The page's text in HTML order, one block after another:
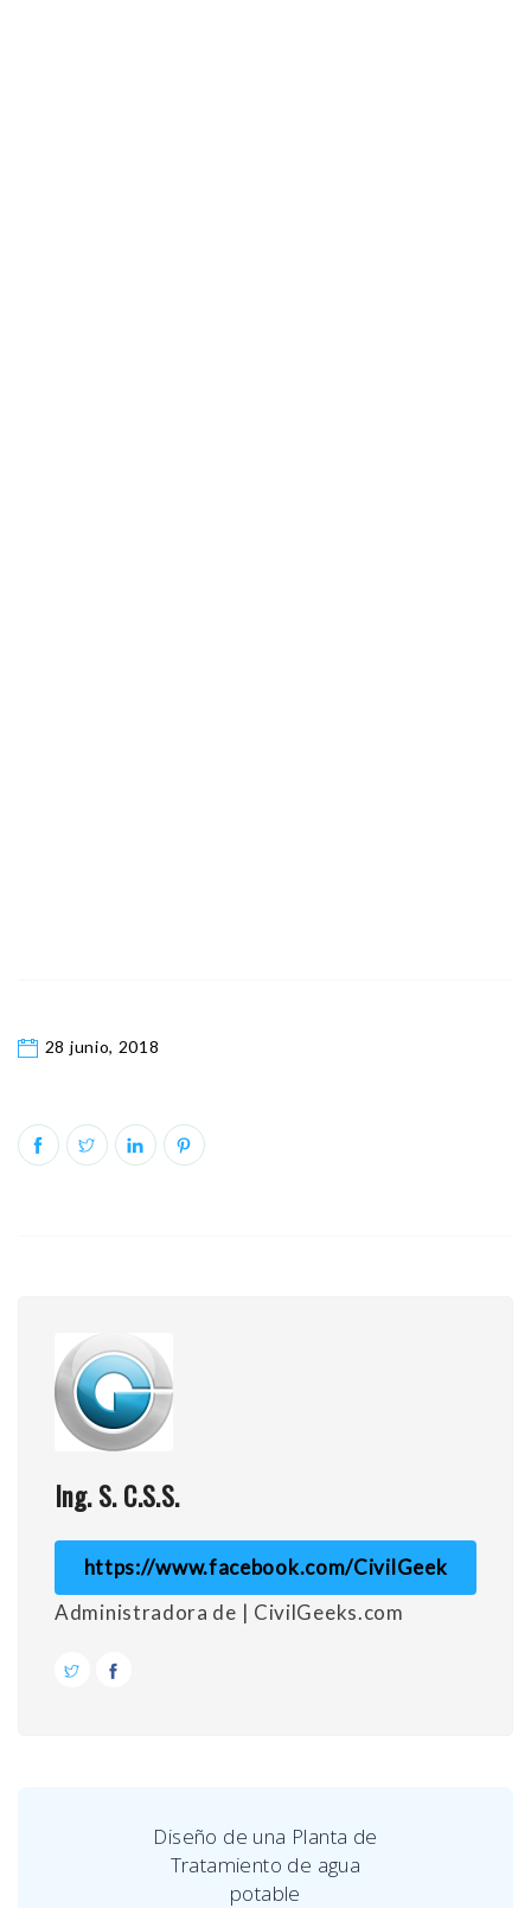
28 junio, 2018
Ing. S. C.S.S.
https://www.facebook.com/CivilGeek
Administradora de | CivilGeeks.com
Diseño de una Planta de
Tratamiento de agua
potable